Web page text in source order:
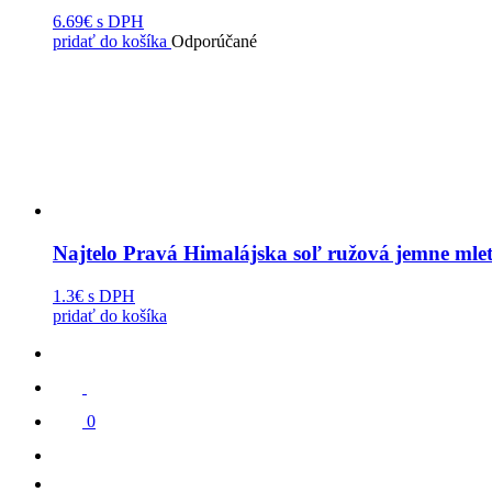
6.69€ s DPH
pridať do košíka Odporúčané
Najtelo Pravá Himalájska soľ ružová jemne
1.3€ s DPH
pridať do košíka
0